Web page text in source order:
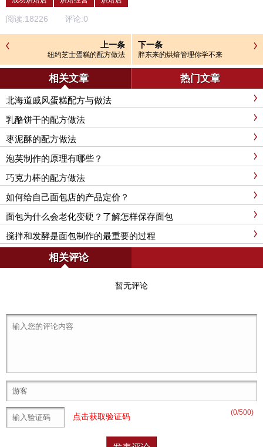
阅读:18226 评论:0
上一条
纽约芝士蛋糕的配方做法
下一条
胖东来的烘焙管理你学不来
相关文章 热门文章
北海道戚风蛋糕配方与做法
乳酪饼干的配方做法
枣泥酥的配方做法
泡芙制作的原理有哪些？
巧克力棒的配方做法
如何给自己面包店的产品定价？
面包为什么会老化变硬？了解怎样保存面包
搅拌和发酵是面包制作的最重要的过程
相关评论
暂无评论
(0/500)
点击获取验证码